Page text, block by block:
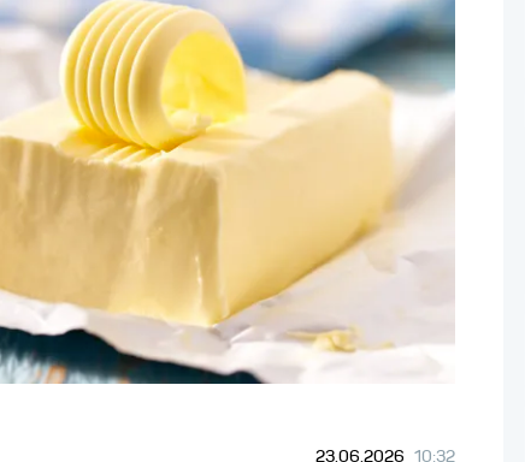
23.06.2026 10:32